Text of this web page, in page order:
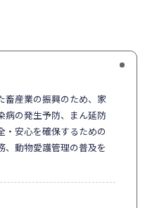
畜産業の振興のため、家
病の発生予防、まん延防
・安心を確保するための
、動物愛護管理の普及を